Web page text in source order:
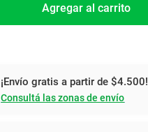
Agregar al carrito
¡Envío gratis a partir de $4.500!
Consultá las zonas de envío